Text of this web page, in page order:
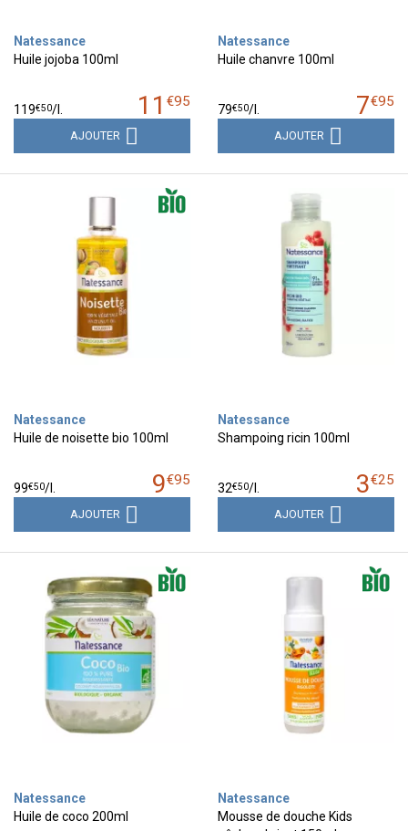
Natessance
Huile jojoba 100ml
11 €95
119€50/
AJOUTER
Natessance
Huile chanvre 100ml
7€95
79€50/
AJOUTER
Natessance
Huile de noisette bio 100ml
9€95
99€50/
AJOUTER
Natessance
Shampoing ricin 100ml
3€25
32€50/
AJOUTER
Natessance
Huile de coco 200ml
Natessance
Mousse de douche Kids